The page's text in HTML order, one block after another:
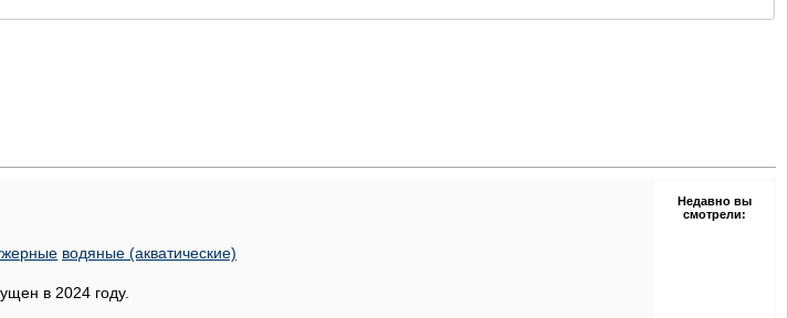
водяные (акватические)
в 2024 году.
Недавно вы
смотрели: